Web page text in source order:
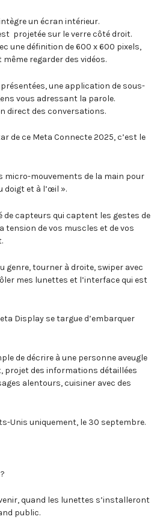
un écran intérieur.
projetée sur le verre côté droit.
une définition de 600 x 600 pixels,
regarder des vidéos.
une application de sous-
vous adressant la parole.
direct des conversations.
de ce Meta Connecte 2025, c’est le
micro-mouvements de la main pour
et à l’œil ».
de capteurs qui captent les gestes de
tension de vos muscles et de vos
genre, tourner à droite, swiper avec
mes lunettes et l’interface qui est
Display se targue d’embarquer
de décrire à une personne aveugle
projet des informations détaillées
alentours, cuisiner avec des
Unis uniquement, le 30 septembre.
quand les lunettes s’installeront
public.